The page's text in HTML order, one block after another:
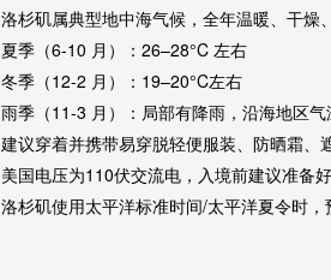
洛杉矶属典型地中海气候，全年温暖、干燥
夏季（6-10 月）：26–28°C 左右
冬季（12-2 月）：19–20°C左右
雨季（11-3 月）：局部有降雨，沿海地区气
建议穿着并携带易穿脱轻便服装、防晒霜、
美国电压为110伏交流电，入境前建议准备好
洛杉矶使用太平洋标准时间/太平洋夏令时